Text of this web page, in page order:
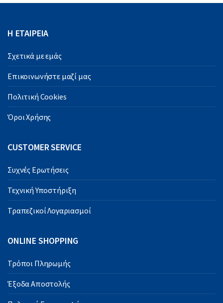
Η ΕΤΑΙΡΕΙΑ
Σχετικά με εμάς
Επικοινωνήστε μαζί μας
Πολιτική Cookies
Όροι Χρήσης
CUSTOMER SERVICE
Συχνές Ερωτήσεις
Τεχνική Υποστήριξη
Τραπεζικοί Λογαριασμοί
ONLINE SHOPPING
Τρόποι Πληρωμής
Έξοδα Αποστολής